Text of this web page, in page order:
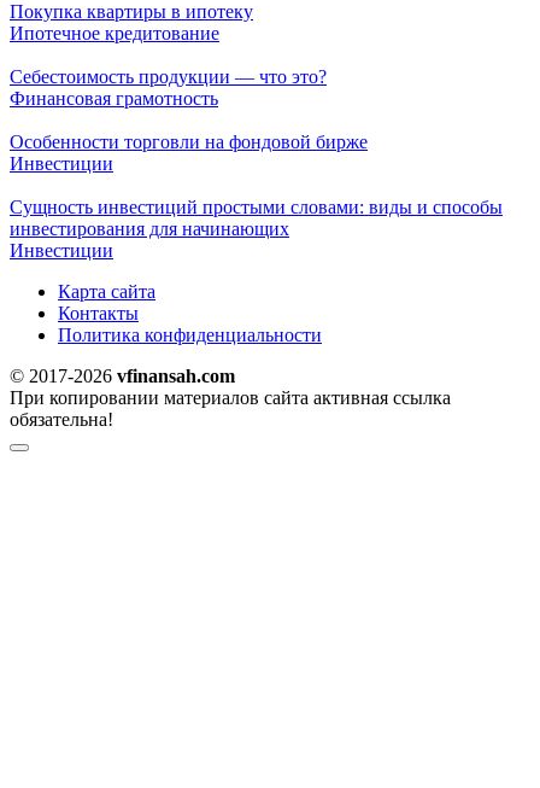
Покупка квартиры в ипотеку
Ипотечное кредитование
Себестоимость продукции — что это?
Финансовая грамотность
Особенности торговли на фондовой бирже
Инвестиции
Сущность инвестиций простыми словами: виды и способы
инвестирования для начинающих
Инвестиции
Карта сайта
Контакты
Политика конфиденциальности
© 2017-2026 vfinansah.com
При копировании материалов сайта активная ссылка
обязательна!